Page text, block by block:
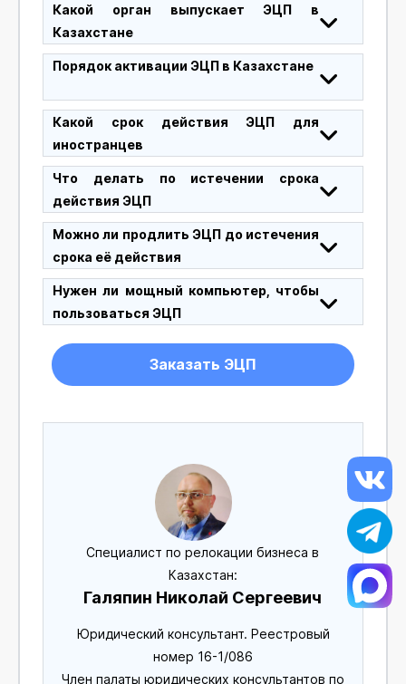
Какой орган выпускает ЭЦП в
Казахстане
Порядок активации ЭЦП в Казахстане
Какой срок действия ЭЦП для
иностранцев
Что делать по истечении срока
действия ЭЦП
Можно ли продлить ЭЦП до истечения
срока её действия
Нужен ли мощный компьютер, чтобы
пользоваться ЭЦП
Заказать ЭЦП
Специалист по релокации бизнеса в
Казахстан:
Галяпин Николай Сергеевич
Юридический консультант. Реестровый
номер 16-1/086
Член палаты юридических консультантов по